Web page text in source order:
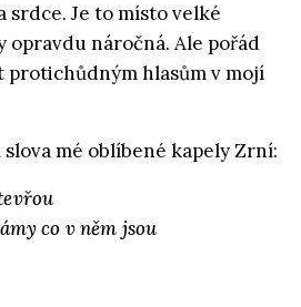
srdce. Je to místo velké
opravdu náročná. Ale pořád
protichůdným hlasům v mojí
slova mé oblíbené kapely Zrní:
co v něm jsou